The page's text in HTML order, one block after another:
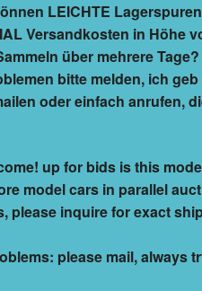
LEICHTE
Versandkosten in Höhe
über mehrere
bitte melden, ich
oder einfach anrufen,
up for bids is this
model cars in parallel
please inquire for exact
please mail, always